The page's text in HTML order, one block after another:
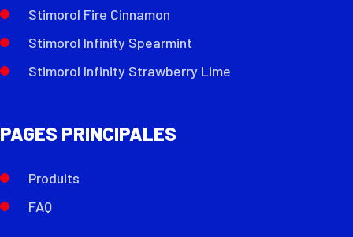
Stimorol Fire Cinnamon
Stimorol Infinity Spearmint
Stimorol Infinity Strawberry Lime
PAGES PRINCIPALES
Produits
FAQ